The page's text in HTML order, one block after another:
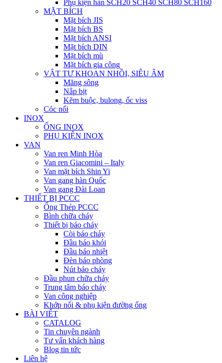
Phụ kiện hàn SCH20 SCH40 SCH80 SCH160
MẶT BÍCH
Mặt bích JIS
Mặt bích BS
Mặt bích ANSI
Mặt bích DIN
Mặt bích mù
Mặt bích gia công
VẬT TƯ KHOAN NHỒI, SIÊU ÂM
Măng sông
Nắp bịt
Kẽm buộc, bulong, ốc viss
Cóc nối
INOX
ỐNG INOX
PHỤ KIỆN INOX
VAN
Van ren Minh Hòa
Van ren Giacomini – Italy
Van mặt bích Shin Yi
Van gang hàn Quốc
Van gang Đài Loan
THIẾT BỊ PCCC
Ống Thép PCCC
Bình chữa cháy
Thiết bị báo cháy
Còi báo cháy
Đầu báo khói
Đầu báo nhiệt
Đèn báo phòng
Nút báo cháy
Đầu phun chữa cháy
Trung tâm báo cháy
Van công nghiệp
Khớp nối & phụ kiện đường ống
BÀI VIẾT
CATALOG
Tin chuyên ngành
Tư vấn khách hàng
Blog tin tức
Liên hệ